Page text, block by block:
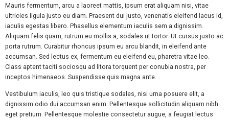
Mauris fermentum, arcu a laoreet mattis, ipsum erat aliquam nisi, vitae
ultricies ligula justo eu diam. Praesent dui justo, venenatis eleifend lacus id,
iaculis egestas libero. Phasellus elementum iaculis sem a dignissim.
Aliquam felis quam, rutrum eu mollis a, sodales ut tortor. Ut cursus justo ac
porta rutrum. Curabitur rhoncus ipsum eu arcu blandit, in eleifend ante
accumsan. Sed lectus ex, fermentum eu eleifend eu, pharetra vitae leo.
Class aptent taciti sociosqu ad litora torquent per conubia nostra, per
inceptos himenaeos. Suspendisse quis magna ante.
Vestibulum iaculis, leo quis tristique sodales, nisi urna posuere elit, a
dignissim odio dui accumsan enim. Pellentesque sollicitudin aliquam nibh
eget pretium. Pellentesque molestie consectetur augue, a feugiat lectus